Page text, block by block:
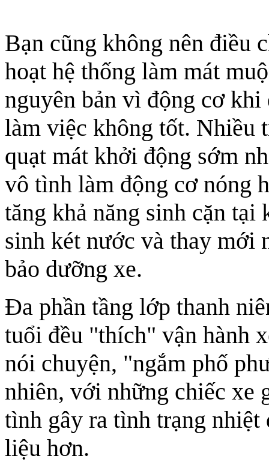
Bạn cũng không nên điều
hoạt hệ thống làm mát
nguyên bản vì động cơ khi
làm việc không tốt. Nhiều
quạt mát khởi động sớm
vô tình làm động cơ nóng
tăng khả năng sinh cặn
sinh két nước và thay mới
bảo dưỡng xe.
Đa phần tầng lớp thanh
tuổi đều "thích" vận hành
nói chuyện, "ngắm phố
nhiên, với những chiếc xe
tình gây ra tình trạng nhiệt
liệu hơn.